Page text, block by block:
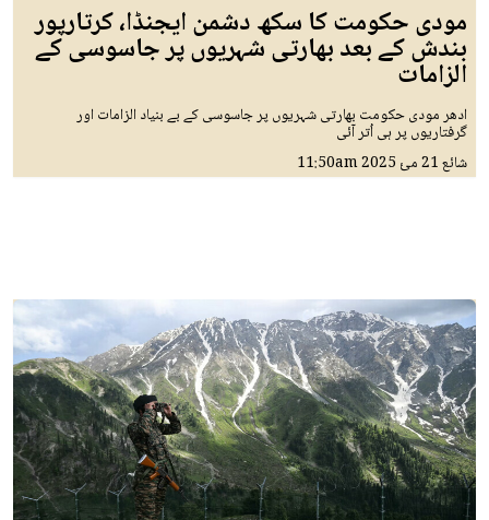
مودی حکومت کا سکھ دشمن ایجنڈا، کرتارپور
بندش کے بعد بھارتی شہریوں پر جاسوسی کے
الزامات
ادھر مودی حکومت بھارتی شہریوں پر جاسوسی کے بے بنیاد الزامات اور
گرفتاریوں پر ہی اُتر آئی
شائع21 مئ 2025 11:50am